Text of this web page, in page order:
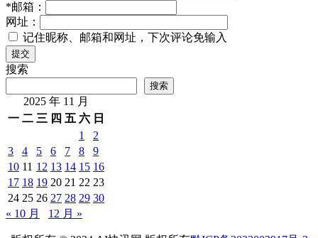
*邮箱：
网址：
记住昵称、邮箱和网址，下次评论免输入
提交
搜索
搜索
2025 年 11 月
一 二 三 四 五 六 日
1
2
3
4 5 6 7 8
9
10 11 12 13 14 15 16
17 18 19 20 21 22 23
24 25 26 27 28 29 30
« 10 月
12 月 »